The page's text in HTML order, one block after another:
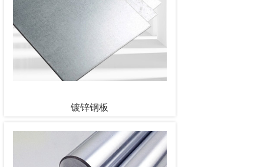
镀锌钢板